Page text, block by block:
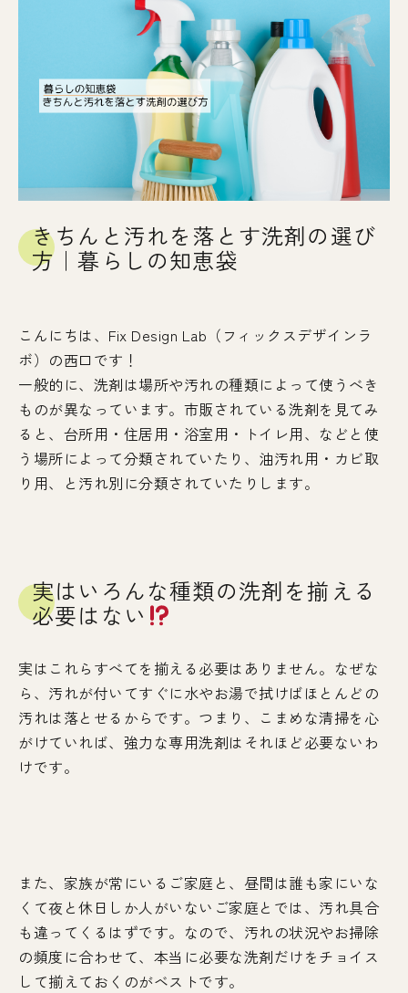
きちんと汚れを落とす洗剤の選び
方｜暮らしの知恵袋
こんにちは、Fix Design Lab（フィックスデザインラ
ボ）の西口です！
一般的に、洗剤は場所や汚れの種類によって使うべき
ものが異なっています。市販されている洗剤を見てみ
ると、台所用・住居用・浴室用・トイレ用、などと使
う場所によって分類されていたり、油汚れ用・カビ取
り用、と汚れ別に分類されていたりします。
実はいろんな種類の洗剤を揃える
必要はない
実はこれらすべてを揃える必要はありません。なぜな
ら、汚れが付いてすぐに水やお湯で拭けばほとんどの
汚れは落とせるからです。つまり、こまめな清掃を心
がけていれば、強力な専用洗剤はそれほど必要ないわ
けです。
また、家族が常にいるご家庭と、昼間は誰も家にいな
くて夜と休日しか人がいないご家庭とでは、汚れ具合
も違ってくるはずです。なので、汚れの状況やお掃除
の頻度に合わせて、本当に必要な洗剤だけをチョイス
して揃えておくのがベストです。